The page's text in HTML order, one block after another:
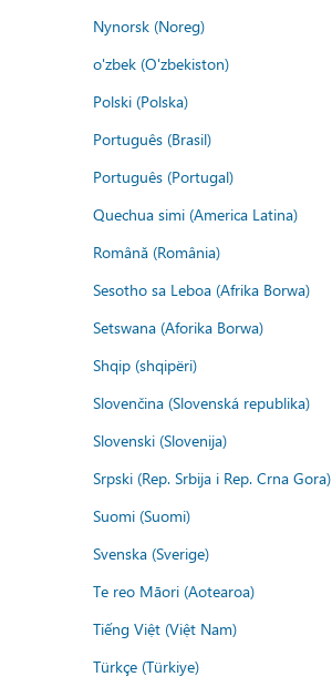
Nynorsk (Noreg)
o'zbek (O'zbekiston)
Polski (Polska)
Português (Brasil)
Português (Portugal)
Quechua simi (America Latina)
Română (România)
Sesotho sa Leboa (Afrika Borwa)
Setswana (Aforika Borwa)
Shqip (shqipëri)
Slovenčina (Slovenská republika)
Slovenski (Slovenija)
Srpski (Rep. Srbija i Rep. Crna Gora)
Suomi (Suomi)
Svenska (Sverige)
Te reo Māori (Aotearoa)
Tiếng Việt (Việt Nam)
Türkçe (Türkiye)